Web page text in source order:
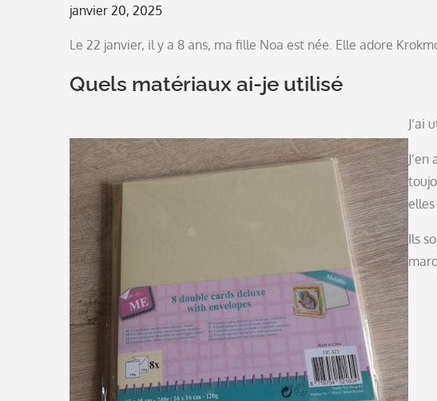
Posted
janvier 20, 2025
Le 22 janvier, il y a 8 ans, ma fille Noa est née. Elle adore
Quels matériaux ai-je utilisé
J’ai
elles
Ils